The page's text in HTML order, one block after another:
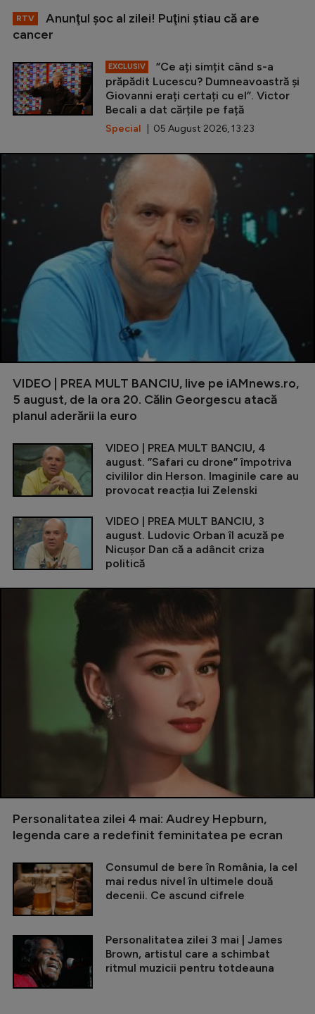
RTV
Anunţul şoc al zilei! Puţini ştiau că are
cancer
EXCLUSIV
”Ce ați simțit când s-a
prăpădit Lucescu? Dumneavoastră și
Giovanni erați certați cu el”. Victor
Becali a dat cărțile pe față
Special | 05 August 2026, 13:23
VIDEO | PREA MULT BANCIU, live pe iAMnews.ro,
5 august, de la ora 20. Călin Georgescu atacă
planul aderării la euro
VIDEO | PREA MULT BANCIU, 4
august. ”Safari cu drone” împotriva
civililor din Herson. Imaginile care au
provocat reacția lui Zelenski
VIDEO | PREA MULT BANCIU, 3
august. Ludovic Orban îl acuză pe
Nicușor Dan că a adâncit criza
politică
Personalitatea zilei 4 mai: Audrey Hepburn,
legenda care a redefinit feminitatea pe ecran
Consumul de bere în România, la cel
mai redus nivel în ultimele două
decenii. Ce ascund cifrele
Personalitatea zilei 3 mai | James
Brown, artistul care a schimbat
ritmul muzicii pentru totdeauna